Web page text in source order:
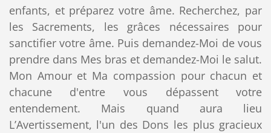
enfants, et préparez votre âme. Recherchez, par
les Sacrements, les grâces nécessaires pour
sanctifier votre âme. Puis demandez-Moi de vous
prendre dans Mes bras et demandez-Moi le salut.
Mon Amour et Ma compassion pour chacun et
chacune d'entre vous dépassent votre
entendement. Mais quand aura lieu
L’Avertissement, l'un des Dons les plus gracieux